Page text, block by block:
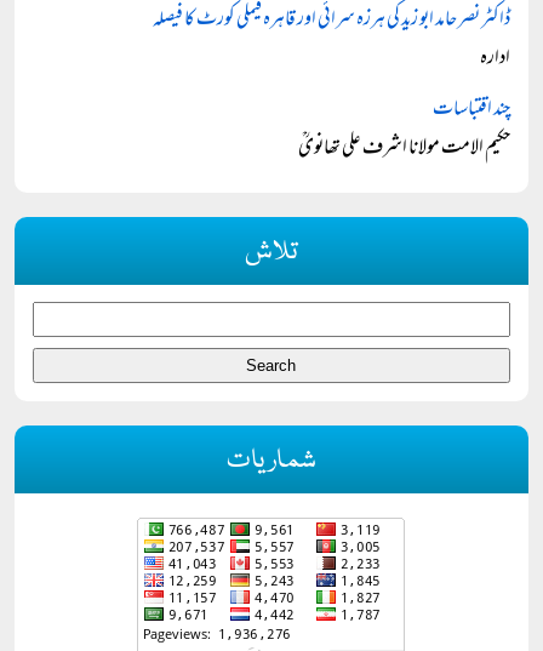
ڈاکٹر نصر حامد ابو زید کی ہرزہ سرائی اور قاہرہ فیملی کورٹ کا فیصلہ
ادارہ
چند اقتباسات
حکیم الامت مولانا اشرف علی تھانویؒ
تلاش
شماریات